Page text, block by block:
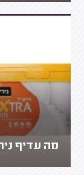
מה עדיף